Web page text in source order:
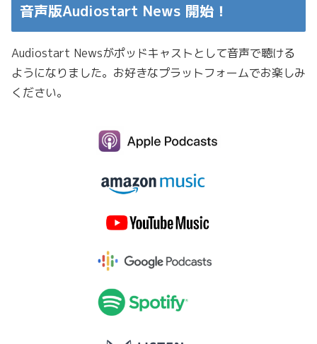
音声版Audiostart News 開始！
Audiostart Newsがポッドキャストとして音声で聴ける
ようになりました。お好きなプラットフォームでお楽しみ
ください。